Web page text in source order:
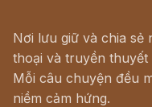
Nơi lưu giữ và chia
thoại và truyền
Mỗi câu chuyện đều
niềm cảm hứng.